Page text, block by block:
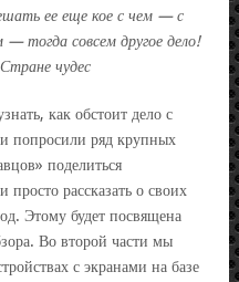
ее еще кое с чем — с
— тогда совсем другое дело!
чудес
как обстоит дело с
попросили ряд крупных
поделиться
рассказать о своих
Этому будет посвящена
Во второй части мы
с экранами на базе